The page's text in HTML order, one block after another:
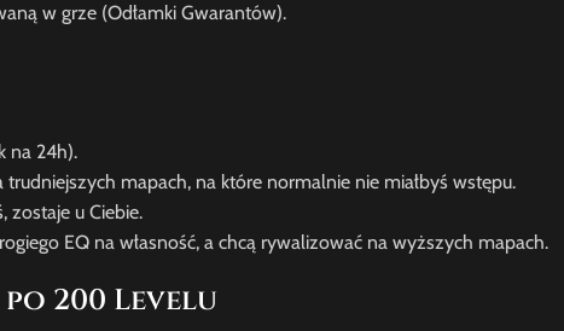
w grze (Odłamki Gwarantów).
na 24h).
mapach, na które normalnie nie miałbyś wstępu.
zostaje u Ciebie.
EQ na własność, a chcą rywalizować na wyższych mapach.
200 Levelu